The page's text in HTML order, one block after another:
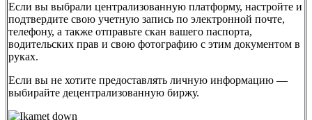
Если вы выбрали централизованную платформу, настройте и
подтвердите свою учетную запись по электронной почте,
телефону, а также отправьте скан вашего паспорта,
водительских прав и свою фотографию с этим документом в
руках.
Если вы не хотите предоставлять личную информацию —
выбирайте децентрализованную биржу.